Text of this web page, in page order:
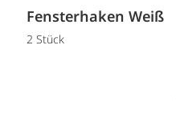
Fensterhaken Weiß
2 Stück